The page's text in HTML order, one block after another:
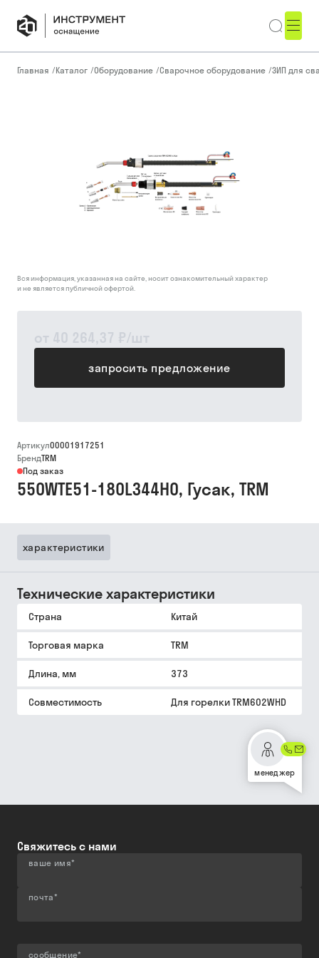
Главная /Каталог /Оборудование /Сварочное оборудование /ЗИП для
от 40 264,37 ₽/шт
запросить предложение
Вся информация, указанная на сайте, носит ознакомительный характер
и не является публичной офертой.
Артикул00001917251
БрендTRM
Под заказ
550WTE51-180L344H0, Гусак, TRM
характеристики
Технические характеристики
Страна Китай
Торговая марка TRM
Длина, мм 373
Совместимость Для горелки TRM602WHD
менеджер
Свяжитесь с нами
ваше имя*
почта*
сообщение*